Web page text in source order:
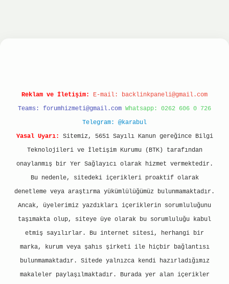
Reklam ve İletişim: E-mail: backlinkpaneli@gmail.com
Teams: forumhizmeti@gmail.com Whatsapp: 0262 606 0 726
Telegram: @karabul
Yasal Uyarı:
Sitemiz, 5651 Sayılı Kanun gereğince Bilgi
Teknolojileri ve İletişim Kurumu (BTK) tarafından
onaylanmış bir Yer Sağlayıcı olarak hizmet vermektedir.
Bu nedenle, sitedeki içerikleri proaktif olarak
denetleme veya araştırma yükümlülüğümüz bulunmamaktadır.
Ancak, üyelerimiz yazdıkları içeriklerin sorumluluğunu
taşımakta olup, siteye üye olarak bu sorumluluğu kabul
etmiş sayılırlar. Bu internet sitesi, herhangi bir
marka, kurum veya şahıs şirketi ile hiçbir bağlantısı
bulunmamaktadır. Sitede yalnızca kendi hazırladığımız
makaleler paylaşılmaktadır. Burada yer alan içerikler